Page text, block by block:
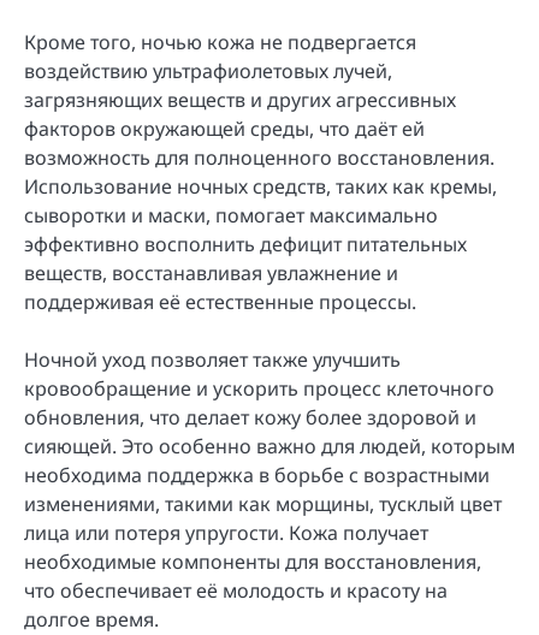
Кроме того, ночью кожа не подвергается
воздействию ультрафиолетовых лучей,
загрязняющих веществ и других агрессивных
факторов окружающей среды, что даёт ей
возможность для полноценного восстановления.
Использование ночных средств, таких как кремы,
сыворотки и маски, помогает максимально
эффективно восполнить дефицит питательных
веществ, восстанавливая увлажнение и
поддерживая её естественные процессы.
Ночной уход позволяет также улучшить
кровообращение и ускорить процесс клеточного
обновления, что делает кожу более здоровой и
сияющей. Это особенно важно для людей, которым
необходима поддержка в борьбе с возрастными
изменениями, такими как морщины, тусклый цвет
лица или потеря упругости. Кожа получает
необходимые компоненты для восстановления,
что обеспечивает её молодость и красоту на
долгое время.